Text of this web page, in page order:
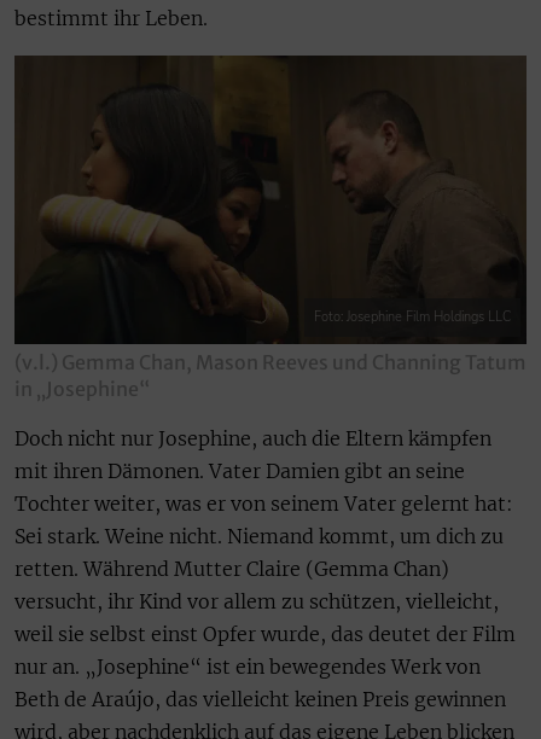
bestimmt ihr Leben.
Foto: Josephine Film Holdings LLC
(v.l.) Gemma Chan, Mason Reeves und Channing Tatum
in „Josephine“
Doch nicht nur Josephine, auch die Eltern kämpfen
mit ihren Dämonen. Vater Damien gibt an seine
Tochter weiter, was er von seinem Vater gelernt hat:
Sei stark. Weine nicht. Niemand kommt, um dich zu
retten. Während Mutter Claire (Gemma Chan)
versucht, ihr Kind vor allem zu schützen, vielleicht,
weil sie selbst einst Opfer wurde, das deutet der Film
nur an. „Josephine“ ist ein bewegendes Werk von
Beth de Araújo, das vielleicht keinen Preis gewinnen
wird, aber nachdenklich auf das eigene Leben blicken